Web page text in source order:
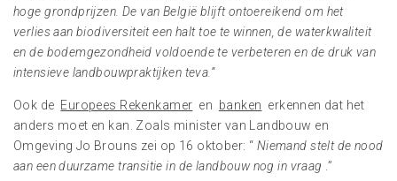
hoge grondprijzen. De van België blijft ontoereikend om het
verlies aan biodiversiteit een halt toe te winnen, de waterkwaliteit
en de bodemgezondheid voldoende te verbeteren en de druk van
intensieve landbouwpraktijken teva.“
Ook de Europees Rekenkamer en banken erkennen dat het
anders moet en kan. Zoals minister van Landbouw en
Omgeving Jo Brouns zei op 16 oktober: “ Niemand stelt de nood
aan een duurzame transitie in de landbouw nog in vraag .”